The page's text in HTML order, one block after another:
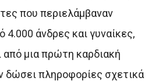
που περιελάμβαναν
άνδρες και γυναίκες,
από μια πρώτη καρδιακή
δώσει πληροφορίες σχετικά